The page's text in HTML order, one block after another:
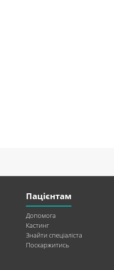
Пацієнтам
Допомога
Кастинг
Знайти спеціаліста
Поскаржитись